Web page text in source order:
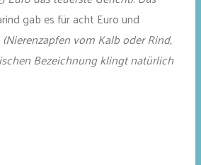
gab es für acht Euro und
(Nierenzapfen vom Kalb oder Rind,
Bezeichnung klingt natürlich